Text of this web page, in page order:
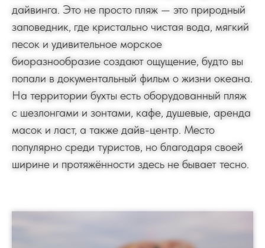
дайвинга. Это не просто пляж — это природный
заповедник, где кристально чистая вода, мягкий
песок и удивительное морское
биоразнообразие создают ощущение, будто вы
попали в документальный фильм о жизни океана.
На территории бухты есть оборудованный пляж
с шезлонгами и зонтами, кафе, душевые, аренда
масок и ласт, а также дайв-центр. Место
популярно среди туристов, но благодаря своей
ширине и протяжённости здесь не бывает тесно.